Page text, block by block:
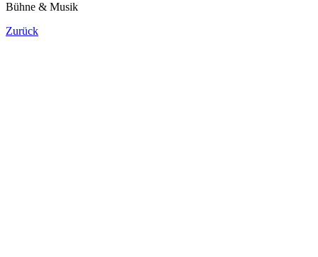
Bühne & Musik
Zurück